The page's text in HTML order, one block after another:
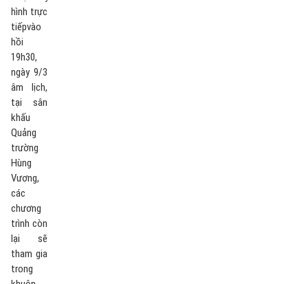
hình trực
tiếpvào
hồi
19h30,
ngày 9/3
âm lịch,
tại sân
khấu
Quảng
trường
Hùng
Vương,
các
chương
trình còn
lại sẽ
tham gia
trong